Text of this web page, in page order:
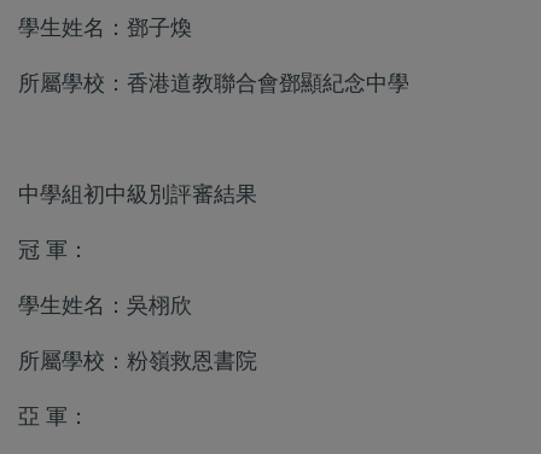
學生姓名：鄧子煥
所屬學校：香港道教聯合會鄧顯紀念中學
中學組初中級別評審結果
冠 軍：
學生姓名：吳栩欣
所屬學校：粉嶺救恩書院
亞 軍：